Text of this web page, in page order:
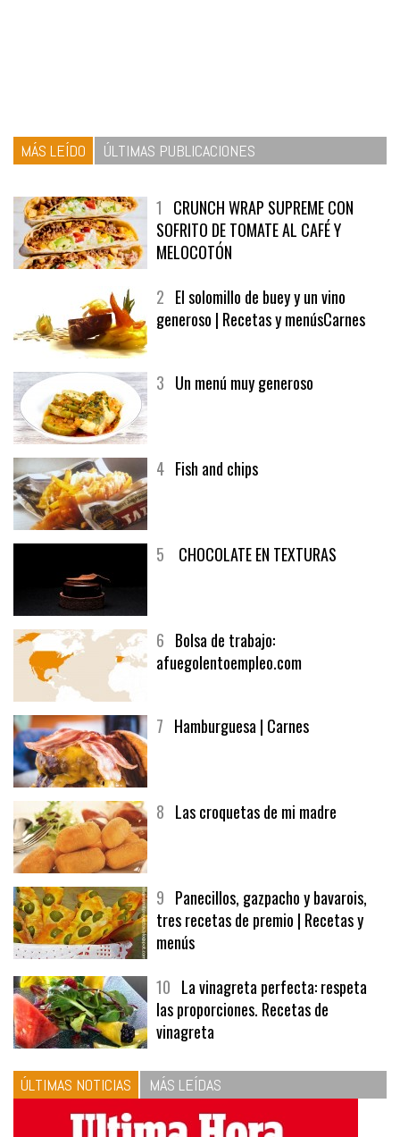
1CRUNCH WRAP SUPREME CON
SOFRITO DE TOMATE AL CAFÉ Y
MELOCOTÓN
2El solomillo de buey y un vino
6Bolsa de trabajo:
9Panecillos, gazpacho y bavarois,
tres recetas de premio | Recetas y
menús
10La vinagreta perfecta: respeta
las proporciones. Recetas de
vinagreta
ÚLTIMAS NOTICIAS MÁS LEÍDAS